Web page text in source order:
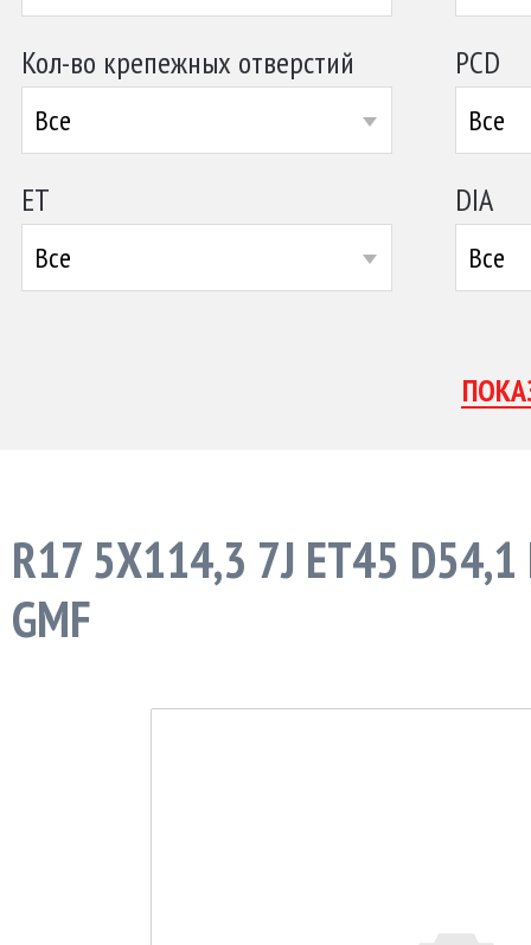
Кол-во крепежных отверстий
Все
PCD
Все
ET
Все
DIA
Все
R17 5X114,3 7J ET45 D54,1
GMF